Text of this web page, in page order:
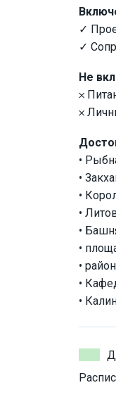
✓
✓
Не
𐄂
𐄂
•
•
•
•
•
•
•
•
•